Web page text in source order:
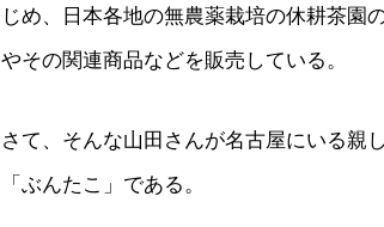
じめ、日本各地の無農薬栽培の休耕茶園
やその関連商品などを販売している。
さて、そんな山田さんが名古屋にいる親
「ぶんたこ」である。